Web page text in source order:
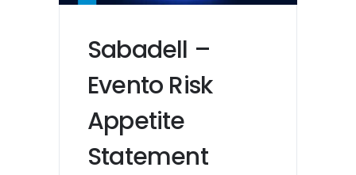
Sabadell –
Evento Risk
Appetite
Statement